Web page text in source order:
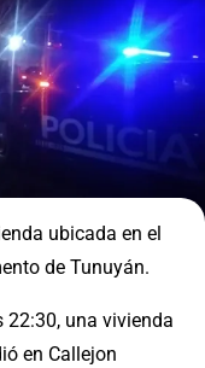
ubicada en el
de Tunuyán.
22:30, una vivienda
en Callejon